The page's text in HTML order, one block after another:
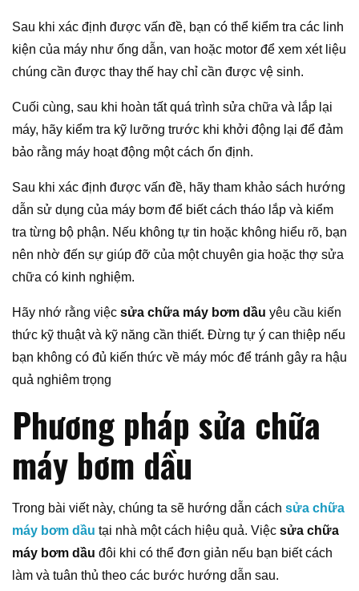
Sau khi xác định được vấn đề, bạn có thể kiểm tra các linh
kiện của máy như ống dẫn, van hoặc motor để xem xét liệu
chúng cần được thay thế hay chỉ cần được vệ sinh.
Cuối cùng, sau khi hoàn tất quá trình sửa chữa và lắp lại
máy, hãy kiểm tra kỹ lưỡng trước khi khởi động lại để đảm
bảo rằng máy hoạt động một cách ổn định.
Sau khi xác định được vấn đề, hãy tham khảo sách hướng
dẫn sử dụng của máy bơm để biết cách tháo lắp và kiểm
tra từng bộ phận. Nếu không tự tin hoặc không hiểu rõ, bạn
nên nhờ đến sự giúp đỡ của một chuyên gia hoặc thợ sửa
chữa có kinh nghiệm.
Hãy nhớ rằng việc sửa chữa máy bơm dầu yêu cầu kiến
thức kỹ thuật và kỹ năng cần thiết. Đừng tự ý can thiệp nếu
bạn không có đủ kiến thức về máy móc để tránh gây ra hậu
quả nghiêm trọng
Phương pháp sửa chữa
máy bơm dầu
Trong bài viết này, chúng ta sẽ hướng dẫn cách sửa chữa
máy bơm dầu tại nhà một cách hiệu quả. Việc sửa chữa
máy bơm dầu đôi khi có thể đơn giản nếu bạn biết cách
làm và tuân thủ theo các bước hướng dẫn sau.